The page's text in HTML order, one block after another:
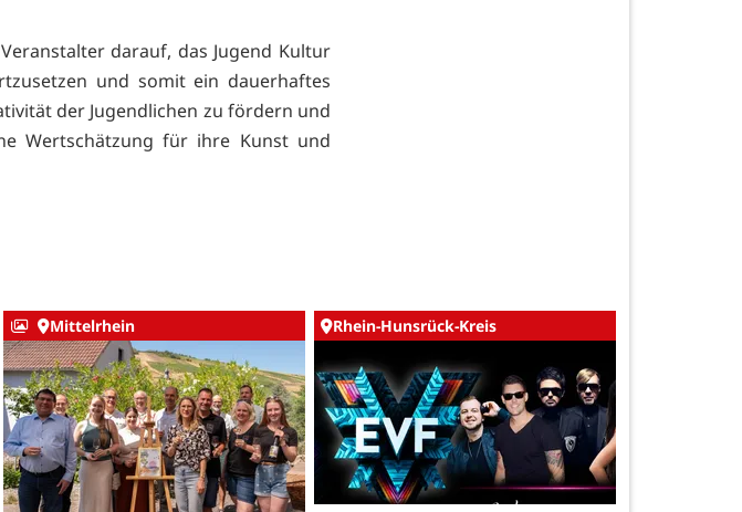
darauf, das Jugend Kultur
und somit ein dauerhaftes
der Jugendlichen zu fördern und
Wertschätzung für ihre Kunst und
Mittelrhein Rhein-Hunsrück-Kreis